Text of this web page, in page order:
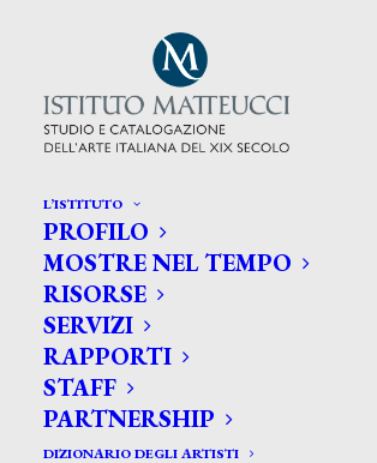
L’ISTITUTO
PROFILO
MOSTRE NEL TEMPO
RISORSE
SERVIZI
RAPPORTI
STAFF
PARTNERSHIP
DIZIONARIO DEGLI ARTISTI
CERCA TRA GLI ARTISTI:
Search
for: